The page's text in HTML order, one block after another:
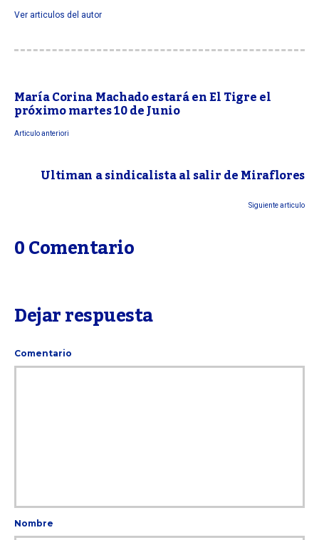
Ver articulos del autor
María Corina Machado estará en El Tigre el
próximo martes 10 de Junio
Articulo anteriori
Ultiman a sindicalista al salir de Miraflores
Siguiente articulo
0 Comentario
Dejar respuesta
Comentario
Nombre